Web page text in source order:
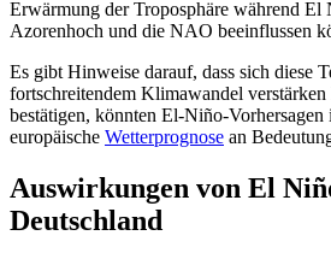
Erwärmung der Troposphäre während El
Azorenhoch und die NAO beeinflussen
Es gibt Hinweise darauf, dass sich diese
fortschreitendem Klimawandel
bestätigen, könnten El-Niño-
europäische Wetterprognose an
Auswirkungen von El
Deutschland